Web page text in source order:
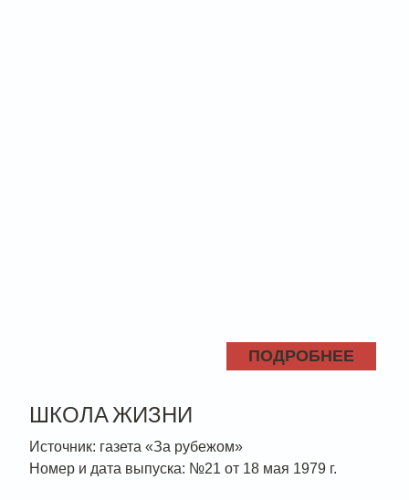
ПОДРОБНЕЕ
ШКОЛА ЖИЗНИ
Источник: газета «За рубежом»
Номер и дата выпуска: №21 от 18 мая 1979 г.